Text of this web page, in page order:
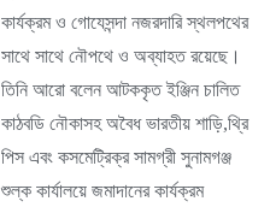
কার্যক্রম ও গোযেসন্দা নজরদারি স্থলপথের
সাথে সাথে নৌপথে ও অব্যাহত রয়েছে।
তিনি আরো বলেন আটককৃত ইঞ্জিন চালিত
কাঠবডি নৌকাসহ অবৈধ ভারতীয় শাড়ি,থ্রি
পিস এবং কসমেট্রিক্র সামগ্রী সুনামগঞ্জ
শুল্ক কার্যালয়ে জমাদানের কার্যক্রম